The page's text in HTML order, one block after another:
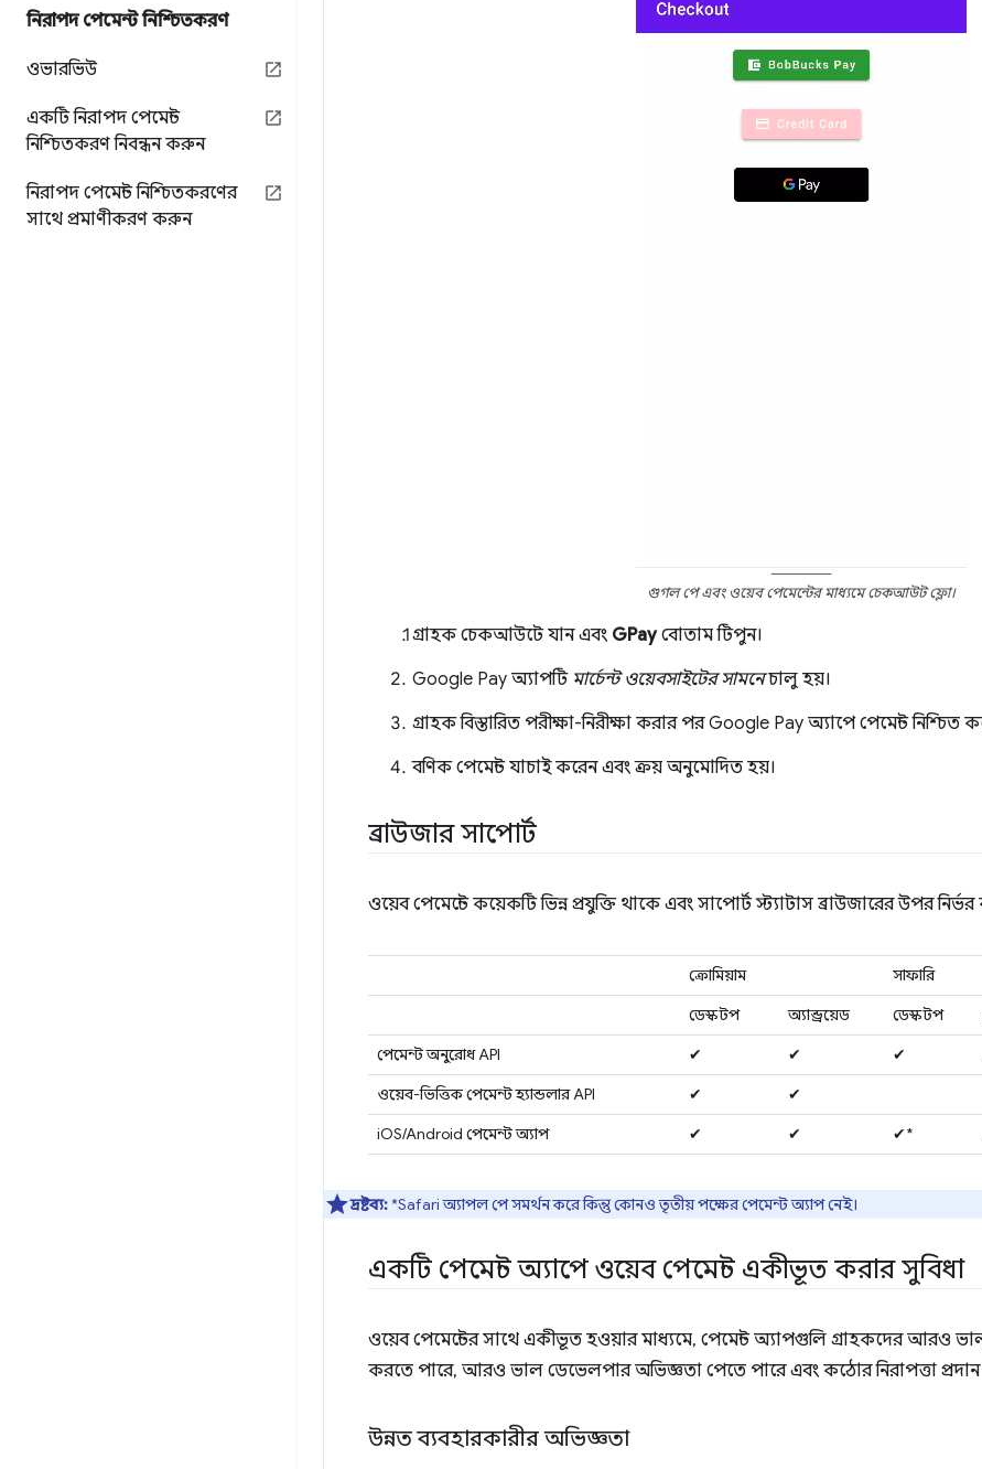
নিরাপদ পেমেন্ট নিশ্চিতকরণ
ওভারভিউ
একটি নিরাপদ পেমেন্ট
নিশ্চিতকরণ নিবন্ধন করুন
নিরাপদ পেমেন্ট নিশ্চিতকরণের
সাথে প্রমাণীকরণ করুন
গুগল পে এবং ওয়েব পেমেন্টের মাধ্যমে চেকআউট ফ্লো।
গ্রাহক চেকআউটে যান এবং GPayবোতাম টিপুন।
Google Pay অ্যাপটি মার্চেন্ট ওয়েবসাইটের সামনেচালু হয়।
গ্রাহক বিস্তারিত পরীক্ষা-নিরীক্ষা করার পর Google Pay অ্যাপে পেমেন্ট নিশ্চিত
বণিক পেমেন্ট যাচাই করেন এবং ক্রয় অনুমোদিত হয়।
ব্রাউজার সাপোর্ট
ওয়েব পেমেন্টে কয়েকটি ভিন্ন প্রযুক্তি থাকে এবং সাপোর্ট স্ট্যাটাস ব্রাউজারের উপর নির্ভর
ক্রোমিয়াম সাফারি
ডেস্কটপ
অ্যান্ড্রয়েড ডেস্কটপ
পেমেন্ট অনুরোধ API
✔ ✔ ✔
ওয়েব-ভিত্তিক পেমেন্ট হ্যান্ডলার API
✔
✔
iOS/Android পেমেন্ট অ্যাপ
✔ ✔ ✔*
দ্রষ্টব্য:*Safari অ্যাপল পে সমর্থন করে কিন্তু কোনও তৃতীয় পক্ষের পেমেন্ট অ্যাপ নেই।
একটি পেমেন্ট অ্যাপে ওয়েব পেমেন্ট একীভূত করার সুবিধা
ওয়েব পেমেন্টের সাথে একীভূত হওয়ার মাধ্যমে, পেমেন্ট অ্যাপগুলি গ্রাহকদের আরও
করতে পারে, আরও ভাল ডেভেলপার অভিজ্ঞতা পেতে পারে এবং কঠোর নিরাপত্তা
উন্নত ব্যবহারকারীর অভিজ্ঞতা